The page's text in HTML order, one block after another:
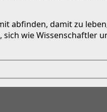
abfinden, damit zu
wie Wissenschaftler